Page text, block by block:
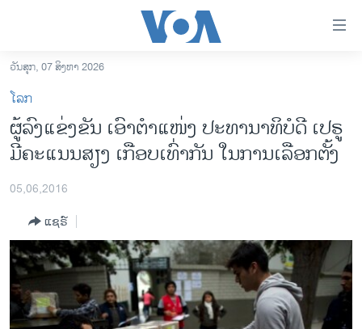
ເຂົ້າ
ຫາ
ຂ້າມ
ຂ້າມ
ຂ້າມ
ຫາ
ລາວ
ອາເມຣິກາ
ການເລືອກຕັ້ງ ປະທານາທີບໍດີ ສະຫະລັດ 2024
ຂ່າວ​ຈີນ
ໂລກ
ເອເຊຍ
ອິດສະຫຼະພາບດ້ານການຂ່າວ
ຊີວິດຊາວລາວ
ວັນສຸກ, 07 ສິງຫາ 2026
ໂລກ
ຜູ້ລົງແຂ່ງຂັນ ເອົາຕຳແໜ່ງ ປະທານາທິບໍດີ ເປຣູ
ມີຄະແນນສຽງ ເກືອບເທົ່າກັນ ໃນການເລືອກຕັ້ງ
05,06,2016
ແຊຣ໌